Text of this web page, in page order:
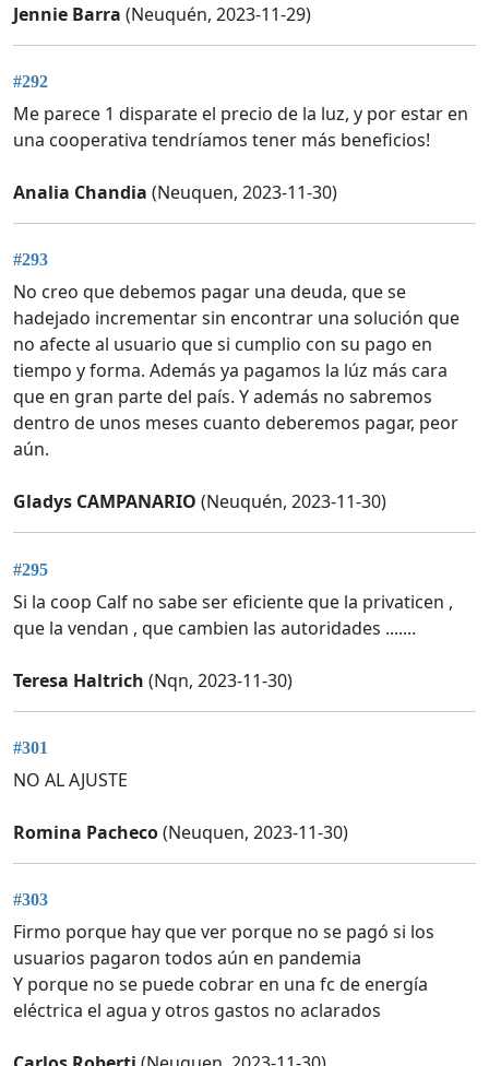
Jennie Barra (Neuquén, 2023-11-29)
#292
Me parece 1 disparate el precio de la luz, y por estar en
una cooperativa tendríamos tener más beneficios!
Analia Chandia (Neuquen, 2023-11-30)
#293
No creo que debemos pagar una deuda, que se
hadejado incrementar sin encontrar una solución que
no afecte al usuario que si cumplio con su pago en
tiempo y forma. Además ya pagamos la lúz más cara
que en gran parte del país. Y además no sabremos
dentro de unos meses cuanto deberemos pagar, peor
aún.
Gladys CAMPANARIO (Neuquén, 2023-11-30)
#295
Si la coop Calf no sabe ser eficiente que la privaticen ,
que la vendan , que cambien las autoridades .......
Teresa Haltrich (Nqn, 2023-11-30)
#301
NO AL AJUSTE
Romina Pacheco(Neuquen, 2023-11-30)
#303
Firmo porque hay que ver porque no se pagó si los
usuarios pagaron todos aún en pandemia
Y porque no se puede cobrar en una fc de energía
eléctrica el agua y otros gastos no aclarados